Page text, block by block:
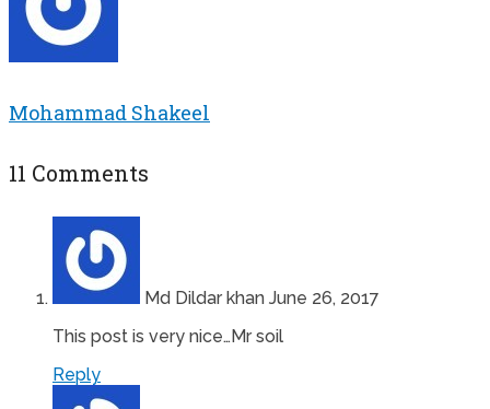
Mohammad Shakeel
11 Comments
Md Dildar khan June 26, 2017
This post is very nice…Mr soil
Reply